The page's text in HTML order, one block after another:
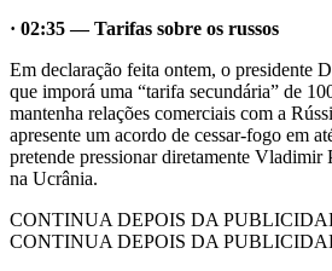
· 02:35 — Tarifas sobre os russos
Em declaração feita ontem, o presidente
que imporá uma “tarifa secundária” de
mantenha relações comerciais com a
apresente um acordo de cessar-fogo em
pretende pressionar diretamente Vladimir
na Ucrânia.
CONTINUA DEPOIS DA
CONTINUA DEPOIS DA